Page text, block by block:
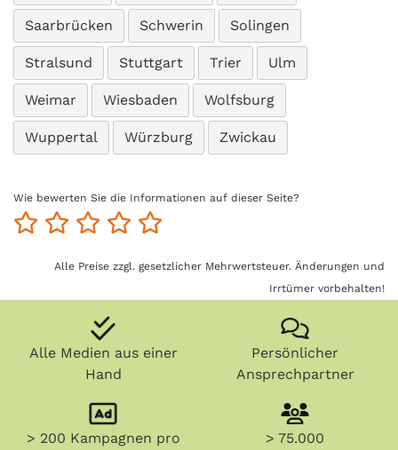
Saarbrücken Schwerin Solingen
Stralsund Stuttgart Trier Ulm
Weimar Wiesbaden Wolfsburg
Wuppertal Würzburg Zwickau
Wie bewerten Sie die Informationen auf dieser Seite?
Alle Preise zzgl. gesetzlicher Mehrwertsteuer. Änderungen und
Irrtümer vorbehalten!
Alle Medien aus einer
Hand
Persönlicher
Ansprechpartner
> 200 Kampagnen pro
> 75.000